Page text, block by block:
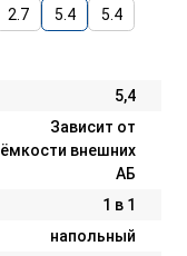
2.7 5.4
5.4
5,4
Зависит от
ёмкости внешних
АБ
1 в 1
напольный